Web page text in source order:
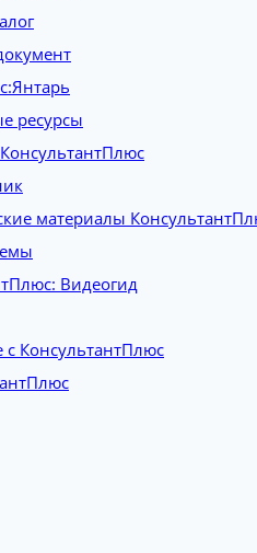
ресурсы
материалы
Видеогид
с КонсультантПлюс